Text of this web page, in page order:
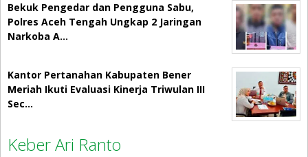
Bekuk Pengedar dan Pengguna Sabu,
Polres Aceh Tengah Ungkap 2 Jaringan
Narkoba A…
Kantor Pertanahan Kabupaten Bener
Meriah Ikuti Evaluasi Kinerja Triwulan III
Sec…
Keber Ari Ranto